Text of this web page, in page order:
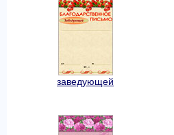
заведующей